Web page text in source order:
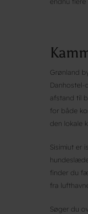
Grønland
Danhostel-
afstand til
for både
den lokale
Sisimiut er
finder du
fra
Søger du